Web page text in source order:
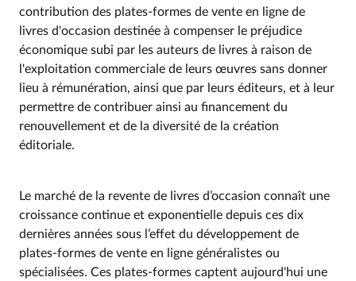
contribution des plates-formes de vente en ligne de
livres d'occasion destinée à compenser le préjudice
économique subi par les auteurs de livres à raison de
l'exploitation commerciale de leurs œuvres sans donner
lieu à rémunération, ainsi que par leurs éditeurs, et à leur
permettre de contribuer ainsi au financement du
renouvellement et de la diversité de la création
éditoriale.
Le marché de la revente de livres d’occasion connaît une
croissance continue et exponentielle depuis ces dix
dernières années sous l’effet du développement de
plates-formes de vente en ligne généralistes ou
spécialisées. Ces plates-formes captent aujourd'hui une